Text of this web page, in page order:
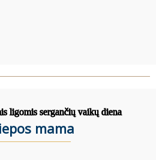
ligomis sergančių vaikų diena
mama